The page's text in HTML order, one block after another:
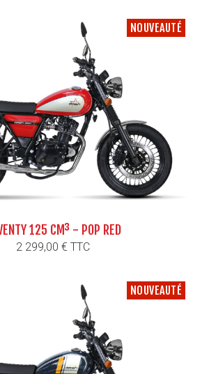
NOUVEAUTÉ
125 CM³ - POP RED
Prix
2 299,00 € TTC
NOUVEAUTÉ